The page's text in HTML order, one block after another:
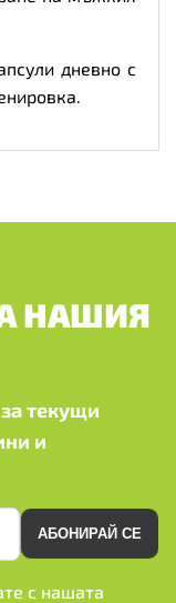
дневно с
НАШИЯ
текущи
и
АБОНИРАЙ СЕ
с нашата